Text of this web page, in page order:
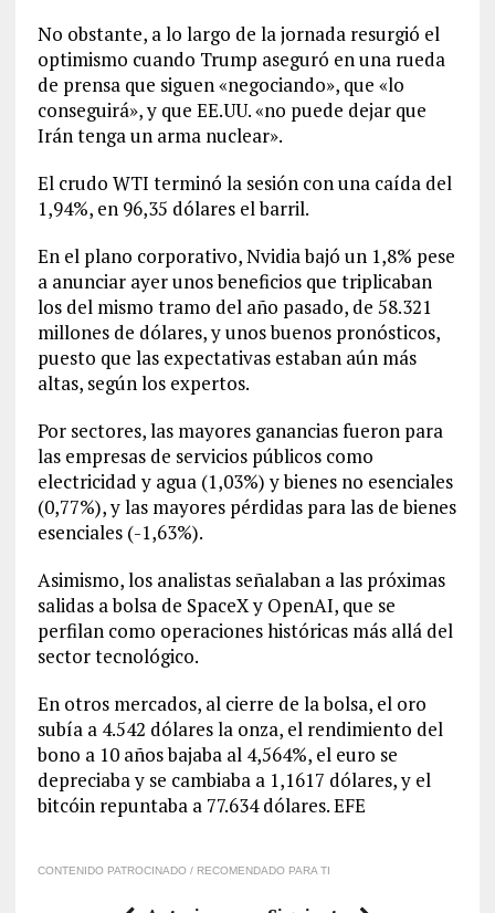
No obstante, a lo largo de la jornada resurgió el
optimismo cuando Trump aseguró en una rueda
de prensa que siguen «negociando», que «lo
conseguirá», y que EE.UU. «no puede dejar que
Irán tenga un arma nuclear».
El crudo WTI terminó la sesión con una caída del
1,94%, en 96,35 dólares el barril.
En el plano corporativo, Nvidia bajó un 1,8% pese
a anunciar ayer unos beneficios que triplicaban
los del mismo tramo del año pasado, de 58.321
millones de dólares, y unos buenos pronósticos,
puesto que las expectativas estaban aún más
altas, según los expertos.
Por sectores, las mayores ganancias fueron para
las empresas de servicios públicos como
electricidad y agua (1,03%) y bienes no esenciales
(0,77%), y las mayores pérdidas para las de bienes
esenciales (-1,63%).
Asimismo, los analistas señalaban a las próximas
salidas a bolsa de SpaceX y OpenAI, que se
perfilan como operaciones históricas más allá del
sector tecnológico.
En otros mercados, al cierre de la bolsa, el oro
subía a 4.542 dólares la onza, el rendimiento del
bono a 10 años bajaba al 4,564%, el euro se
depreciaba y se cambiaba a 1,1617 dólares, y el
bitcóin repuntaba a 77.634 dólares. EFE
CONTENIDO PATROCINADO / RECOMENDADO PARA TI